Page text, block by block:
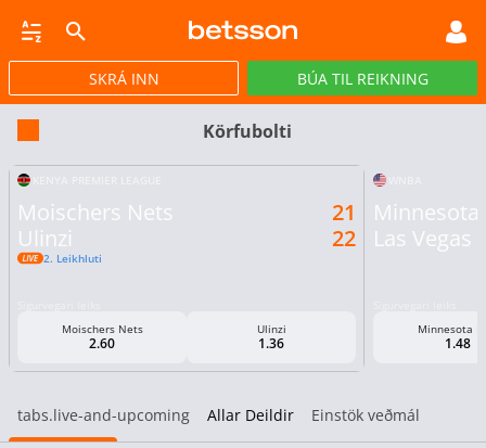
GULLPOTTAR PÓKER TILBOÐ VIRTUAL
SKRÁ INN BÚA TIL REIKNING
Körfubolti
Moischers Nets
Ulinzi
21
22
2. Leikhluti
Moischers Nets
2.60
Ulinzi
1.36
Minnesota
Las Vegas
Minnesota
1.48
tabs.live-and-upcoming Allar Deildir Einstök veðmál